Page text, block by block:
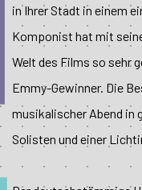
in Ihrer Stadt in einem
Komponist hat mit
Welt des Films so sehr
Emmy-Gewinner. Die
musikalischer Abend in
Solisten und einer